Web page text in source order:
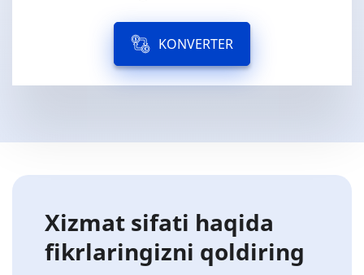
KONVERTER
Xizmat sifati haqida
fikrlaringizni qoldiring